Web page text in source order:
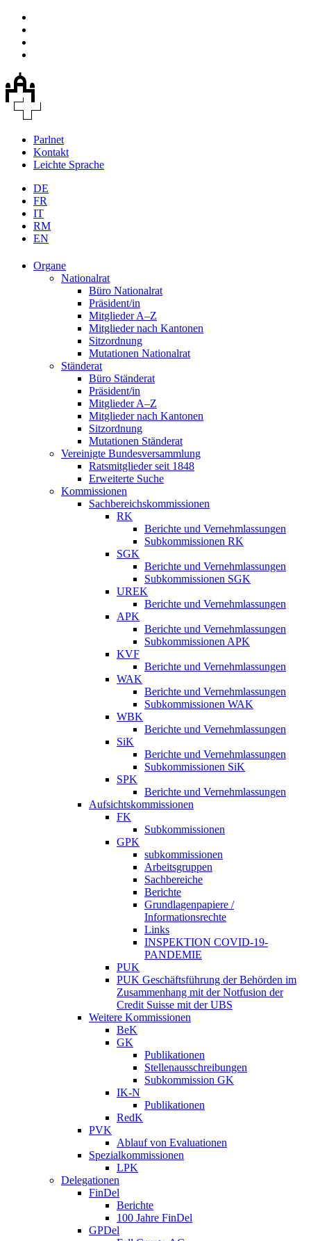
Parlnet
Kontakt
Leichte Sprache
DE
FR
IT
RM
EN
Organe
Nationalrat
Büro Nationalrat
Präsident/in
Mitglieder A–Z
Mitglieder nach Kantonen
Sitzordnung
Mutationen Nationalrat
Ständerat
Büro Ständerat
Präsident/in
Mitglieder A–Z
Mitglieder nach Kantonen
Sitzordnung
Mutationen Ständerat
Vereinigte Bundesversammlung
Ratsmitglieder seit 1848
Erweiterte Suche
Kommissionen
Sachbereichskommissionen
RK
Berichte und Vernehmlassungen
Subkommissionen RK
SGK
Berichte und Vernehmlassungen
Subkommissionen SGK
UREK
Berichte und Vernehmlassungen
APK
Berichte und Vernehmlassungen
Subkommissionen APK
KVF
Berichte und Vernehmlassungen
WAK
Berichte und Vernehmlassungen
Subkommissionen WAK
WBK
Berichte und Vernehmlassungen
SiK
Berichte und Vernehmlassungen
Subkommissionen SiK
SPK
Berichte und Vernehmlassungen
Aufsichtskommissionen
FK
Subkommissionen
GPK
subkommissionen
Arbeitsgruppen
Sachbereiche
Berichte
Grundlagenpapiere /
Informationsrechte
Links
INSPEKTION COVID-19-
PANDEMIE
PUK
PUK Geschäftsführung der Behörden im
Zusammenhang mit der Notfusion der
Credit Suisse mit der UBS
Weitere Kommissionen
BeK
GK
Publikationen
Stellenausschreibungen
Subkommission GK
IK-N
Publikationen
RedK
PVK
Ablauf von Evaluationen
Spezialkommissionen
LPK
Delegationen
FinDel
Berichte
100 Jahre FinDel
GPDel